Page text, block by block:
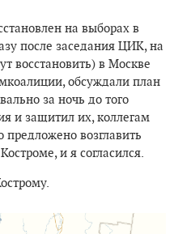
на выборах в
после заседания ЦИК, на
восстановить) в Москве
обсуждали план
за ночь до того
и защитил их, коллегам
возглавить
и я согласился.